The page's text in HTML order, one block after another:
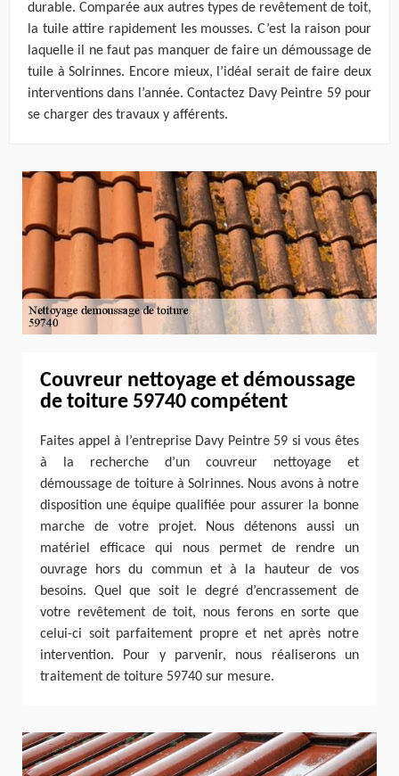
durable. Comparée aux autres types de revêtement de toit,
la tuile attire rapidement les mousses. C’est la raison pour
laquelle il ne faut pas manquer de faire un démoussage de
tuile à Solrinnes. Encore mieux, l’idéal serait de faire deux
interventions dans l’année. Contactez Davy Peintre 59 pour
se charger des travaux y afférents.
Couvreur nettoyage et démoussage
de toiture 59740 compétent
Faites appel à l’entreprise Davy Peintre 59 si vous êtes
à la recherche d’un couvreur nettoyage et
démoussage de toiture à Solrinnes. Nous avons à notre
disposition une équipe qualifiée pour assurer la bonne
marche de votre projet. Nous détenons aussi un
matériel efficace qui nous permet de rendre un
ouvrage hors du commun et à la hauteur de vos
besoins. Quel que soit le degré d’encrassement de
votre revêtement de toit, nous ferons en sorte que
celui-ci soit parfaitement propre et net après notre
intervention. Pour y parvenir, nous réaliserons un
traitement de toiture 59740 sur mesure.